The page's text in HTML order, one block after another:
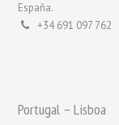
España.
+34 691 097 762
Portugal – Lisboa